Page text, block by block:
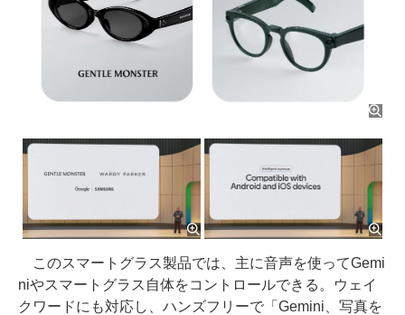
このスマートグラス製品では、主に音声を使ってGemi
niやスマートグラス自体をコントロールできる。ウェイ
クワードにも対応し、ハンズフリーで「Gemini、写真を